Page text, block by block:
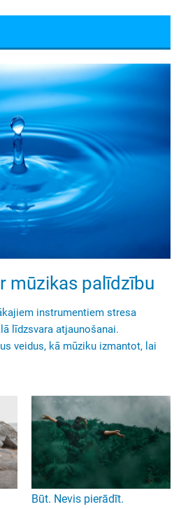
mūzikas palīdzību
instrumentiem stresa
līdzsvara atjaunošanai.
veidus, kā mūziku izmantot, lai
Būt. Nevis pierādīt.